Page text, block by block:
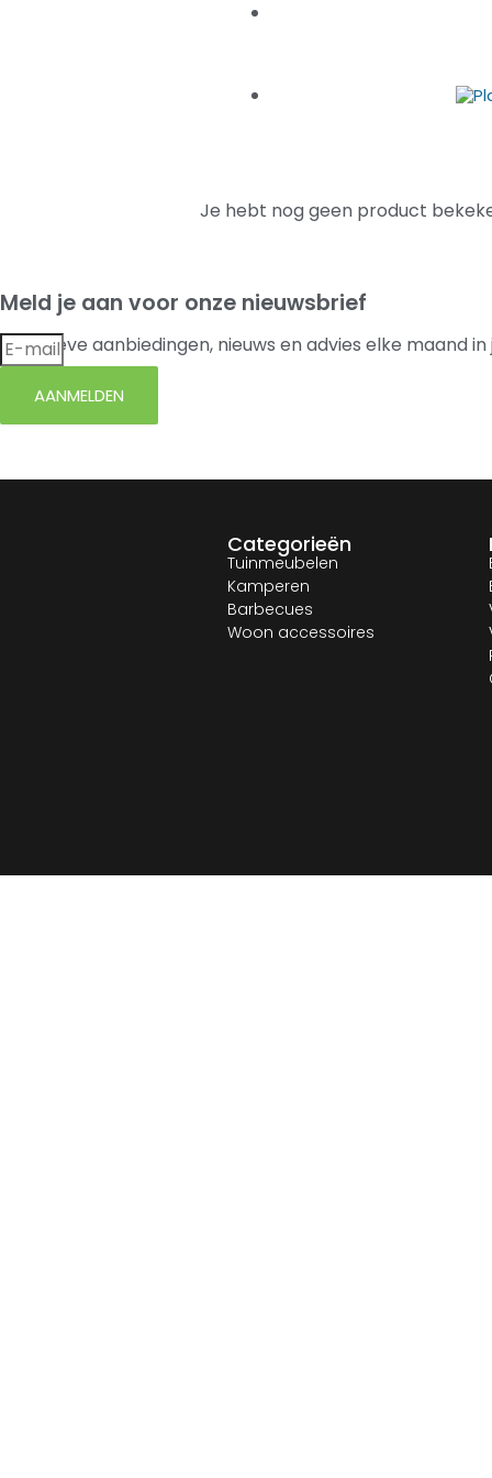
Je hebt nog geen product
Meld je aan voor onze nieuwsbrief
Exclusieve aanbiedingen, nieuws en advies elke maand
AANMELDEN
Categorieën
Tuinmeubelen
Kamperen
Barbecues
Woon accessoires